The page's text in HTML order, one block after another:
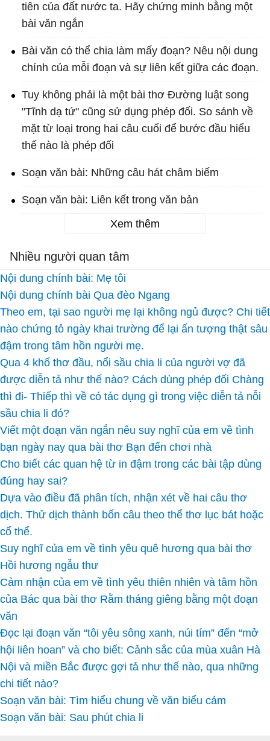
tiên của đất nước ta. Hãy chứng minh bằng một
bài văn ngắn
Bài văn có thể chia làm mấy đoạn? Nêu nội dung
chính của mỗi đoạn và sự liên kết giữa các đoạn.
Tuy không phải là một bài thơ Đường luật song
"Tĩnh dạ tứ" cũng sử dụng phép đối. So sánh về
mặt từ loại trong hai câu cuối để bước đầu hiểu
thế nào là phép đối
Soạn văn bài: Những câu hát châm biếm
Soạn văn bài: Liên kết trong văn bản
Xem thêm
Nhiều người quan tâm
Nội dung chính bài: Mẹ tôi
Nội dung chính bài Qua đèo Ngang
Theo em, tại sao người mẹ lại không ngủ được? Chi tiết
nào chứng tỏ ngày khai trường để lại ấn tượng thật sâu
đậm trong tâm hồn người mẹ.
Qua 4 khố thơ đầu, nổi sầu chia li của người vợ đã
được diễn tả như thế nào? Cách dùng phép đối Chàng
thì đi- Thiếp thì về có tác dụng gì trong việc diễn tả nỗi
sầu chia li đó?
Viết một đoạn văn ngắn nêu suy nghĩ của em về tình
bạn ngày nay qua bài thơ Bạn đến chơi nhà
Cho biết các quan hệ từ in đậm trong các bài tập dùng
đúng hay sai?
Dựa vào điều đã phân tích, nhận xét về hai câu thơ
dịch. Thử dịch thành bốn câu theo thể thơ lục bát hoặc
cổ thể.
Suy nghĩ của em về tình yêu quê hương qua bài thơ
Hồi hương ngẫu thư
Cảm nhận của em về tình yêu thiên nhiên và tâm hồn
của Bác qua bài thơ Rằm tháng giêng bằng một đoạn
văn
Đọc lại đoạn văn “tôi yêu sông xanh, núi tím” đến “mở
hội liên hoan” và cho biết: Cảnh sắc của mùa xuân Hà
Nội và miền Bắc được gợi tả như thế nào, qua những
chi tiết nào?
Soạn văn bài: Tìm hiểu chung về văn biểu cảm
Soạn văn bài: Sau phút chia li